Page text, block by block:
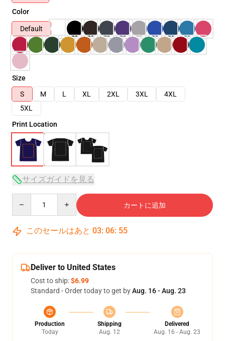
Color
Default
Size
S
M L XL 2XL 3XL
4XL
5XL
Print Location
サイズガイドを見る
カートに追加
このセールはあと 03: 06: 54
Deliver to United States
Cost to ship:$6.99
Standard - Order today to get byAug. 16 - Aug. 23
Production
Today
Shipping
Aug. 12
Delivered
Aug. 16 - Aug. 23